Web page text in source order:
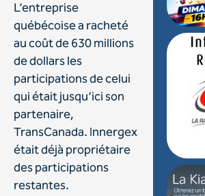
L’entreprise
québécoise a racheté
au coût de 630 millions
de dollars les
participations de celui
qui était jusqu’ici son
partenaire,
TransCanada. Innergex
était déjà propriétaire
des participations
restantes.